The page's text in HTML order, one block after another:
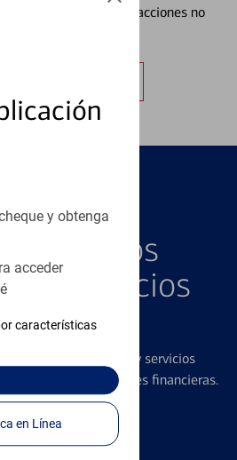
y obtenga
acceder
características
Continúe para entrar en la Banca en Línea
a prevenir transacciones no
DESTACADOS
Nuestros
y Servicios
gama de productos y servicios
todas sus necesidades financieras.